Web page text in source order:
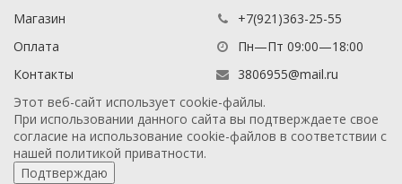
Магазин
Оплата
Контакты
+7(921)363-25-55
Пн—Пт 09:00—18:00
3806955@mail.ru
Этот веб-сайт использует cookie-файлы.
При использовании данного сайта вы подтверждаете свое
согласие на использование cookie-файлов в соответствии с
нашей политикой приватности.
Подтверждаю